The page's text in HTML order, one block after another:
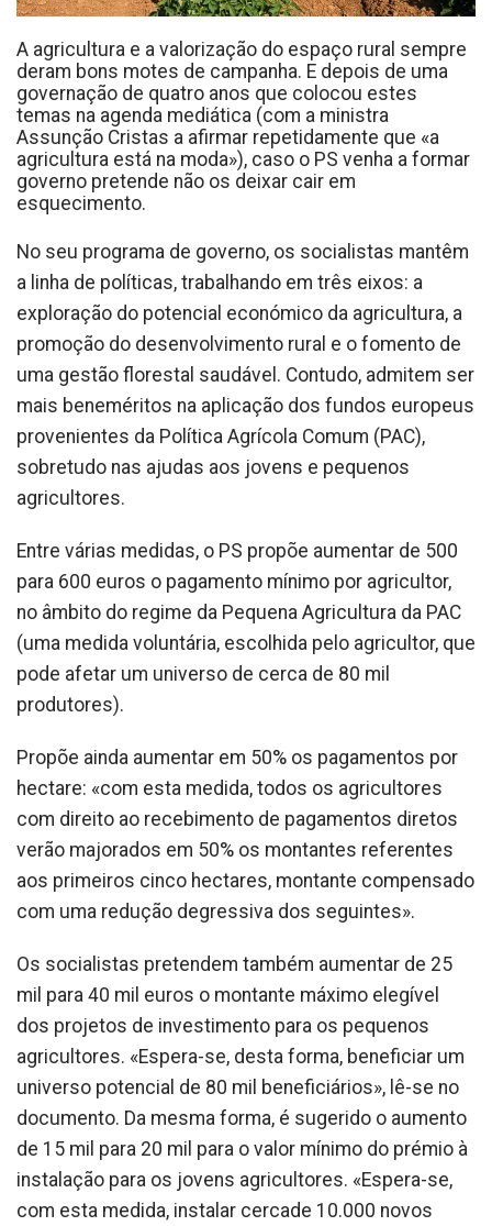
A agricultura e a valorização do espaço rural sempre
deram bons motes de campanha. E depois de uma
governação de quatro anos que colocou estes
temas na agenda mediática (com a ministra
Assunção Cristas a afirmar repetidamente que «a
agricultura está na moda»), caso o PS venha a formar
governo pretende não os deixar cair em
esquecimento.
No seu programa de governo, os socialistas mantêm
a linha de políticas, trabalhando em três eixos: a
exploração do potencial económico da agricultura, a
promoção do desenvolvimento rural e o fomento de
uma gestão florestal saudável. Contudo, admitem ser
mais beneméritos na aplicação dos fundos europeus
provenientes da Política Agrícola Comum (PAC),
sobretudo nas ajudas aos jovens e pequenos
agricultores.
Entre várias medidas, o PS propõe aumentar de 500
para 600 euros o pagamento mínimo por agricultor,
no âmbito do regime da Pequena Agricultura da PAC
(uma medida voluntária, escolhida pelo agricultor, que
pode afetar um universo de cerca de 80 mil
produtores).
Propõe ainda aumentar em 50% os pagamentos por
hectare: «com esta medida, todos os agricultores
com direito ao recebimento de pagamentos diretos
verão majorados em 50% os montantes referentes
aos primeiros cinco hectares, montante compensado
com uma redução degressiva dos seguintes».
Os socialistas pretendem também aumentar de 25
mil para 40 mil euros o montante máximo elegível
dos projetos de investimento para os pequenos
agricultores. «Espera-se, desta forma, beneficiar um
universo potencial de 80 mil beneficiários», lê-se no
documento. Da mesma forma, é sugerido o aumento
de 15 mil para 20 mil para o valor mínimo do prémio à
instalação para os jovens agricultores. «Espera-se,
com esta medida, instalar cercade 10.000 novos